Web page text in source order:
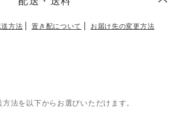
送方法 置き配について お届け先の変更方法
法を以下からお選びいただけます。